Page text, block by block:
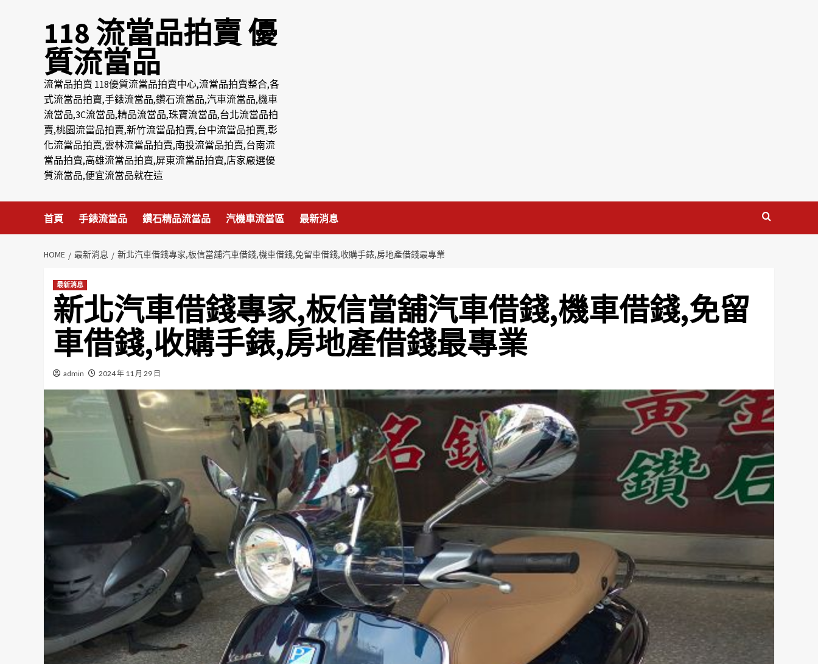
118 流當品拍賣 優
質流當品
流當品拍賣 118優質流當品拍賣中心,流當品拍賣整合,各
式流當品拍賣,手錶流當品,鑽石流當品,汽車流當品,機車
流當品,3C流當品,精品流當品,珠寶流當品,台北流當品拍
賣,桃園流當品拍賣,新竹流當品拍賣,台中流當品拍賣,彰
化流當品拍賣,雲林流當品拍賣,南投流當品拍賣,台南流
當品拍賣,高雄流當品拍賣,屏東流當品拍賣,店家嚴選優
質流當品,便宜流當品就在這
首頁 手錶流當品 鑽石精品流當品 汽機車流當區 最新消息
HOME 最新消息 新北汽車借錢專家,板信當舖汽車借錢,機車借錢,免留車借錢,收購手錶,房地產借錢最專業
最新消息
新北汽車借錢專家,板信當舖汽車借錢,機車借錢,免留
車借錢,收購手錶,房地產借錢最專業
admin 2024 年 11 月 29 日